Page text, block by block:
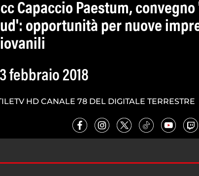
Capaccio Paestum, convegno
opportunità per nuove
febbraio 2018
HD CANALE 78 DEL DIGITALE TERRESTRE